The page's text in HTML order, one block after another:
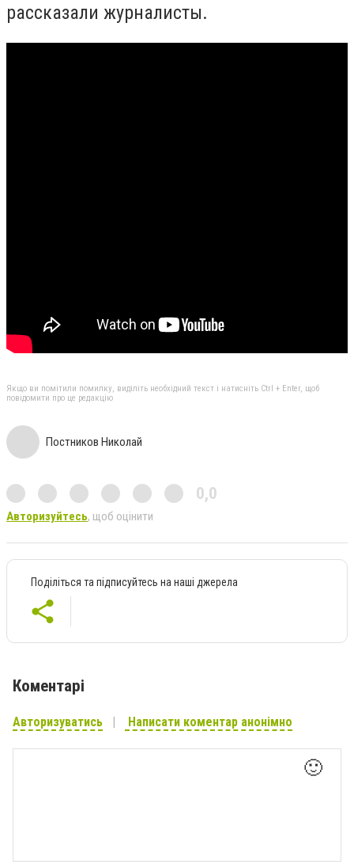
рассказали журналисты.
Якщо ви помітили помилку, виділіть необхідний текст і натисніть Ctrl + Enter, щоб
повідомити про це редакцію
Постников Николай
0,0
Авторизуйтесь, щоб оцінити
Поділіться та підписуйтесь на наші джерела
Коментарі
Авторизуватись Написати коментар анонімно
🙂